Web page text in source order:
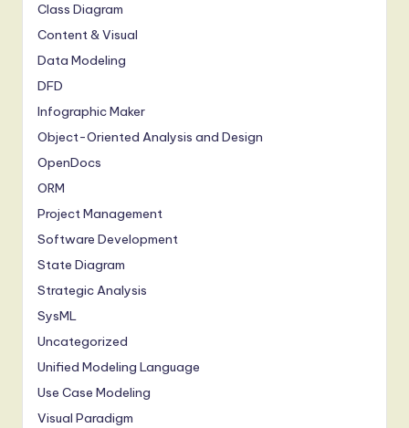
Class Diagram
Content & Visual
Data Modeling
DFD
Infographic Maker
Object-Oriented Analysis and Design
OpenDocs
ORM
Project Management
Software Development
State Diagram
Strategic Analysis
SysML
Uncategorized
Unified Modeling Language
Use Case Modeling
Visual Paradigm